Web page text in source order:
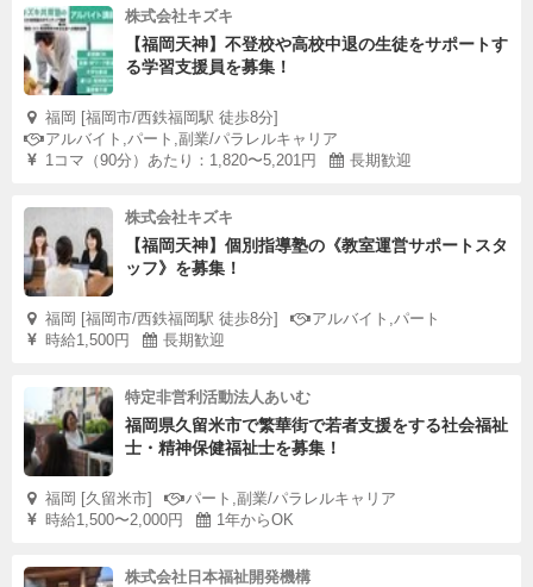
株式会社キズキ
【福岡天神】不登校や高校中退の生徒をサポートす
る学習支援員を募集！
福岡 [福岡市/西鉄福岡駅 徒歩8分]
アルバイト,パート,副業/パラレルキャリア
1コマ（90分）あたり：1,820〜5,201円
長期歓迎
株式会社キズキ
【福岡天神】個別指導塾の《教室運営サポートスタ
ッフ》を募集！
福岡 [福岡市/西鉄福岡駅 徒歩8分]
アルバイト,パート
時給1,500円
長期歓迎
特定非営利活動法人あいむ
福岡県久留米市で繁華街で若者支援をする社会福祉
士・精神保健福祉士を募集！
福岡 [久留米市]
パート,副業/パラレルキャリア
時給1,500〜2,000円
1年からOK
株式会社日本福祉開発機構